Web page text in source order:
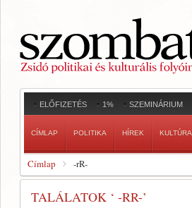
ELŐFIZETÉS 1% SZEMINÁRIUM
CÍMLAP POLITIKA HÍREK KULTÚRA
Címlap -rR-
TALÁLATOK ‘ -RR-’